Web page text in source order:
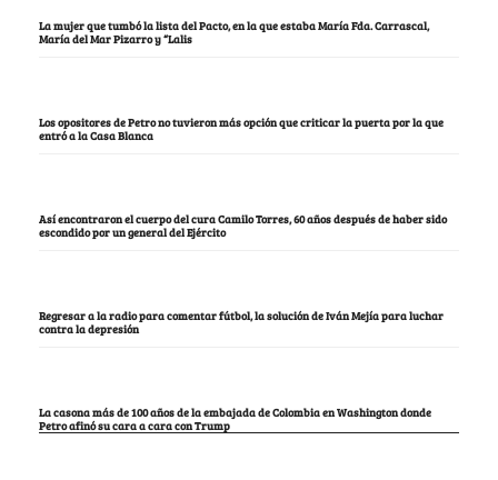
La mujer que tumbó la lista del Pacto, en la que estaba María Fda. Carrascal,
María del Mar Pizarro y “Lalis
Los opositores de Petro no tuvieron más opción que criticar la puerta por la que
entró a la Casa Blanca
Así encontraron el cuerpo del cura Camilo Torres, 60 años después de haber sido
escondido por un general del Ejército
Regresar a la radio para comentar fútbol, la solución de Iván Mejía para luchar
contra la depresión
La casona más de 100 años de la embajada de Colombia en Washington donde
Petro afinó su cara a cara con Trump